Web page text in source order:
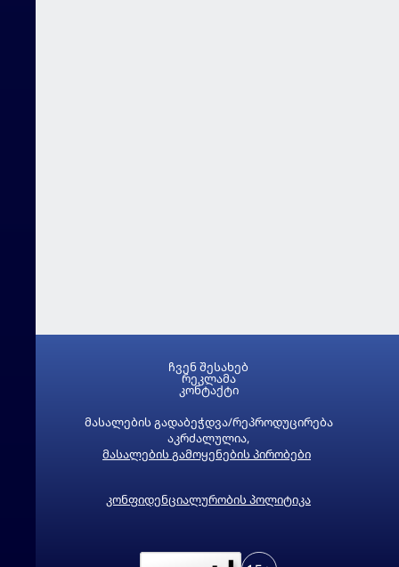
მასალების გადაბეჭდვა/რეპროდუცირება
აკრძალულია,
მასალების გამოყენების პირობები
კონფიდენციალურობის პოლიტიკა
ჩვენ შესახებ
რეკლამა
კონტაქტი